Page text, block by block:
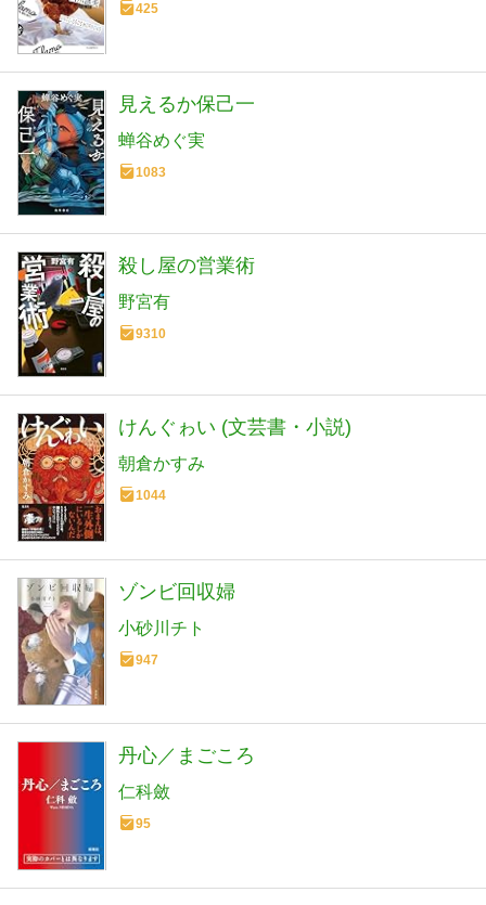
425
見えるか保己一
蝉谷めぐ実
1083
殺し屋の営業術
野宮有
9310
けんぐゎい (文芸書・小説)
朝倉かすみ
1044
ゾンビ回収婦
小砂川チト
947
丹心／まごころ
仁科斂
95